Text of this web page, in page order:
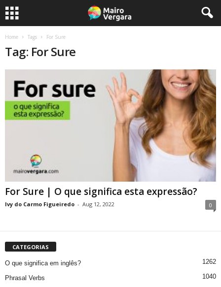
Home Tags For Sure
Tag: For Sure
For Sure | O que significa esta expressão?
Ivy do Carmo Figueiredo - Aug 12, 2022 0
CATEGORIAS
O que significa em inglês? 1262
Phrasal Verbs 1040